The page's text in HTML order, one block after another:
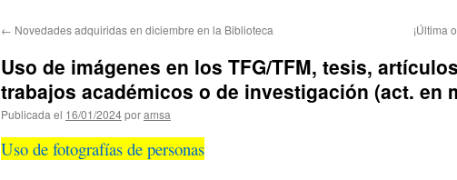
← Novedades adquiridas en diciembre en la Biblioteca ¡Última
Uso de imágenes en los TFG/TFM, tesis,
trabajos académicos o de investigación (act. en
Publicada el 16/01/2024poramsa
Uso de fotografías de personas